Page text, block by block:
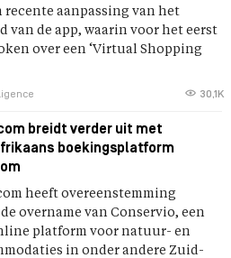
aanpassing van het
van de app, waarin voor het eerst
over een ‘Virtual Shopping
30,1K
breidt verder uit met
boekingsplatform
heeft overeenstemming
overname van Conservio, een
platform voor natuur- en
in onder andere Zuid-